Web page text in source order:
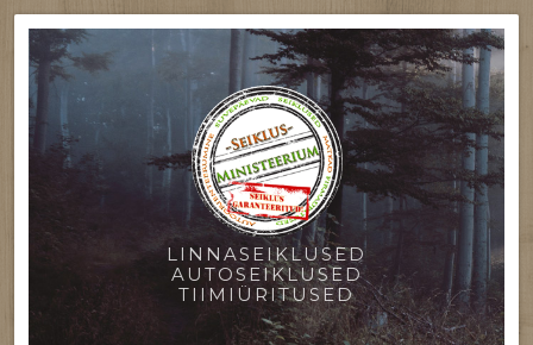
LINNASEIKLUSED
AUTOSEIKLUSED
TIIMIÜRITUSED